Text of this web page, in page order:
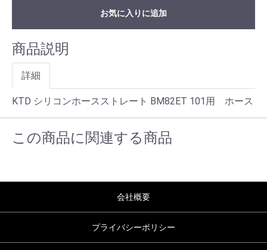
お気に入りに追加
商品説明
詳細
KTD シリコンホースストレート BM82ET 101用 ホース
この商品に関連する商品
会社概要
プライバシーポリシー